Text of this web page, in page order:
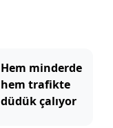
Hem minderde
hem trafikte
düdük çalıyor